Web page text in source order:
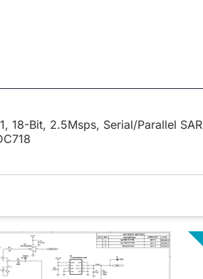
18-Bit, 2.5Msps, Serial/Parallel SAR